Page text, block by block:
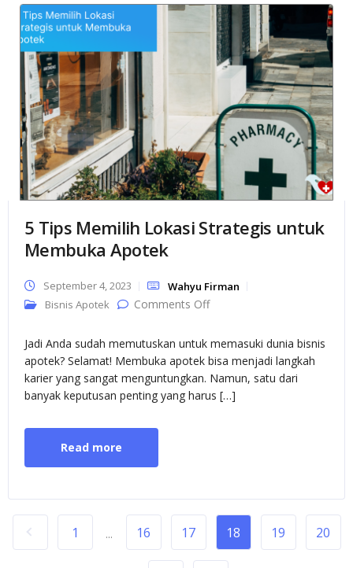
5 Tips Memilih Lokasi Strategis untuk
Membuka Apotek
September 4, 2023
Wahyu Firman
Bisnis Apotek
Comments Offon 5 Tips Memilih Lokasi
Jadi Anda sudah memutuskan untuk memasuki dunia bisnis
apotek? Selamat! Membuka apotek bisa menjadi langkah
karier yang sangat menguntungkan. Namun, satu dari
banyak keputusan penting yang harus […]
Read more
1 ... 16 17 18 19 20